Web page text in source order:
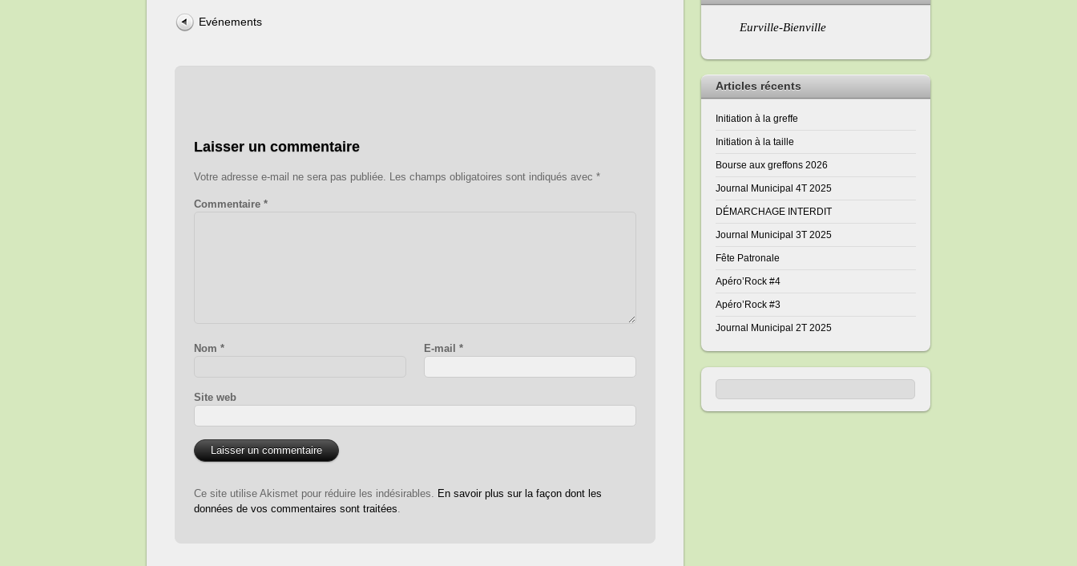
Evénements
Laisser un commentaire
Votre adresse e-mail ne sera pas publiée. Les champs obligatoires sont indiqués avec *
Commentaire *
Nom * E-mail*
Site web
Ce site utilise Akismet pour réduire les indésirables. En savoir plus sur la façon dont les
données de vos commentaires sont traitées.
Eurville-Bienville
Articles récents
Initiation à la greffe
Initiation à la taille
Bourse aux greffons 2026
Journal Municipal 4T 2025
DÉMARCHAGE INTERDIT
Journal Municipal 3T 2025
Fête Patronale
Apéro’Rock #4
Apéro’Rock #3
Journal Municipal 2T 2025